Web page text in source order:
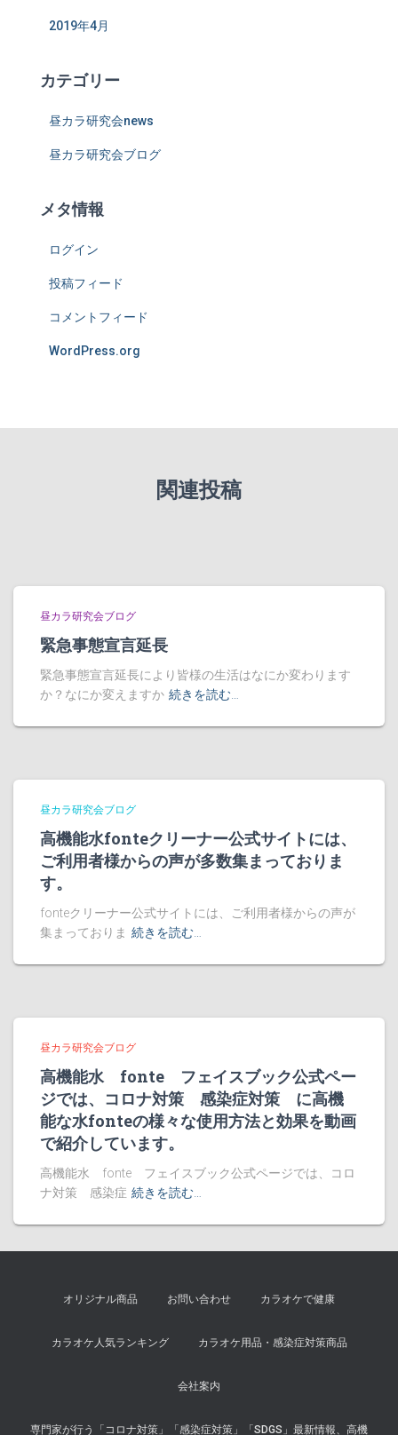
2019年4月
カテゴリー
昼カラ研究会news
昼カラ研究会ブログ
メタ情報
ログイン
投稿フィード
コメントフィード
WordPress.org
関連投稿
昼カラ研究会ブログ
緊急事態宣言延長
緊急事態宣言延長により皆様の生活はなにか変わります
か？なにか変えますか 続きを読む…
昼カラ研究会ブログ
高機能水fonteクリーナー公式サイトには、
ご利用者様からの声が多数集まっておりま
す。
fonteクリーナー公式サイトには、ご利用者様からの声が
集まっておりま 続きを読む…
昼カラ研究会ブログ
高機能水 fonte フェイスブック公式ペー
ジでは、コロナ対策 感染症対策 に高機
能な水fonteの様々な使用方法と効果を動画
で紹介しています。
高機能水 fonte フェイスブック公式ページでは、コロ
ナ対策 感染症 続きを読む…
オリジナル商品 お問い合わせ カラオケで健康
カラオケ人気ランキング カラオケ用品・感染症対策商品
会社案内
専門家が行う「コロナ対策」「感染症対策」「SDGS」最新情報、高機